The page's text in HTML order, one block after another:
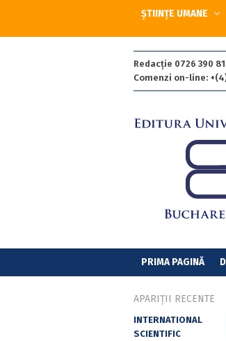
ȘTIINȚE UMANE
Redacție 0726 390
Comenzi on-line:
PRIMA PAGINĂ
APARIȚII RECENTE
INTERNATIONAL
SCIENTIFIC